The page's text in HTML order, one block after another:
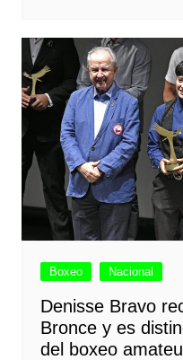
Boxeo Nacional
Denisse Bravo
Bronce y es
del boxeo